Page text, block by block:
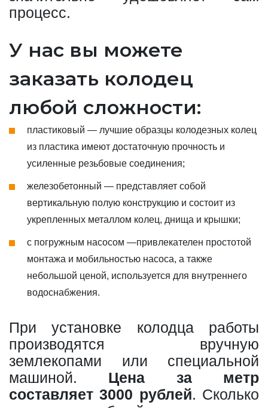
процесс.
У нас вы можете
заказать колодец
любой сложности:
пластиковый — лучшие образцы колодезных колец
из пластика имеют достаточную прочность и
усиленные резьбовые соединения;
железобетонный — представляет собой
вертикальную полую конструкцию и состоит из
укрепленных металлом колец, днища и крышки;
с погружным насосом —привлекателен простотой
монтажа и мобильностью насоса, а также
небольшой ценой, используется для внутреннего
водоснабжения.
При установке колодца работы
производятся вручную
землекопами или специальной
машиной. Цена за метр
составляет 3000 рублей. Сколько